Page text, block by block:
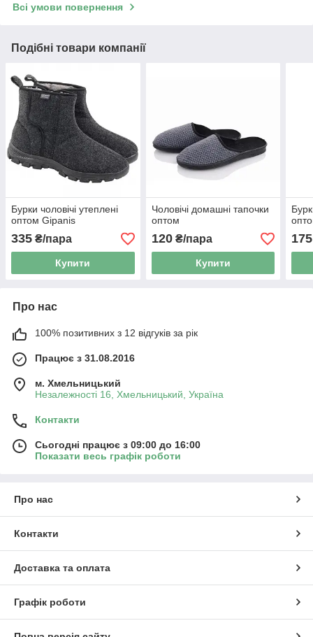
Всі умови повернення
Подібні товари компанії
Бурки чоловічі утеплені
оптом Gipanis
335 ₴/пара
Купити
Чоловічі домашні тапочки
оптом
120₴/пара
Купити
175
Про нас
100% позитивних з 12 відгуків за рік
Працює з 31.08.2016
м. Хмельницький
Незалежності 16, Хмельницький, Україна
Контакти
Сьогодні працює з 09:00 до 16:00
Показати весь графік роботи
Про нас
Контакти
Доставка та оплата
Графік роботи